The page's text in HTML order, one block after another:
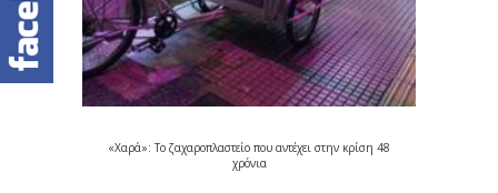
«Χαρά»: Το ζαχαροπλαστείο που αντέχει στην κρίση 48
χρόνια